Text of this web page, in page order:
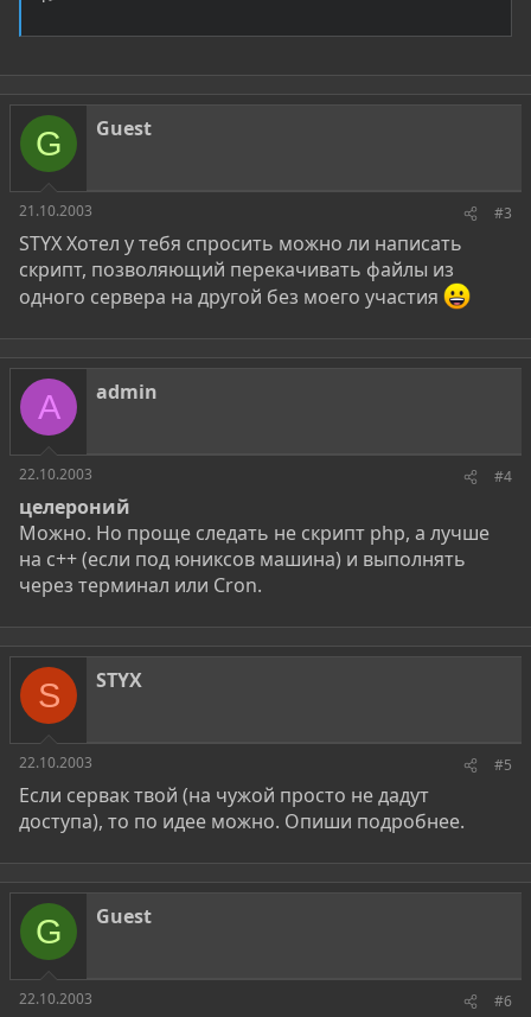
G Guest
21.10.2003 #3
STYX Хотел у тебя спросить можно ли написать
скрипт, позволяющий перекачивать файлы из
одного сервера на другой без моего участия
A admin
22.10.2003 #4
целероний
Можно. Но проще следать не скрипт php, а лучше
на c++ (если под юниксов машина) и выполнять
через терминал или Cron.
S STYX
22.10.2003 #5
Если сервак твой (на чужой просто не дадут
доступа), то по идее можно. Опиши подробнее.
G Guest
22.10.2003 #6